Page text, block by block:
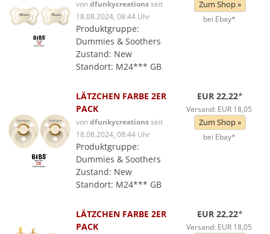
vondfunkycreationsseit
18.08.2024, 08:44 Uhr
Produktgruppe:
Dummies & Soothers
Zustand: New
Standort: M24*** GB
Zum Shop »
bei Ebay*
LÄTZCHEN FARBE 2ER
PACK
vondfunkycreationsseit
18.08.2024, 08:44 Uhr
Produktgruppe:
Dummies & Soothers
Zustand: New
Standort: M24*** GB
EUR 22,22*
Versand: EUR 18,05
Zum Shop »
bei Ebay*
LÄTZCHEN FARBE 2ER
PACK
EUR 22,22*
Versand: EUR 18,05